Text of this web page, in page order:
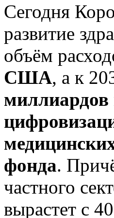
Сегодня
развитие
объём
США, а к
миллиардов
фонда.
частного
вырастет с